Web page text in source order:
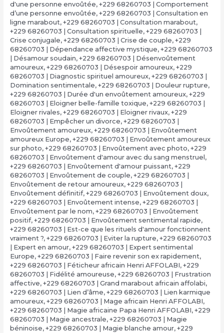
d'une personne envoûtée, +229 68260703 | Comportement
d’une personne envoûtée, +229 68260703 | Consultation en
ligne marabout, +229 68260703 | Consultation marabout,
+229 68260703 | Consultation spirituelle, +229 68260703 |
Crise conjugale, +229 68260703 | Crise de couple, +229
68260703 | Dépendance affective mystique, +229 68260703
| Désamour soudain, +229 68260703 | Désenvoûtement
amoureux, +229 68260703 | Désespoir amoureux, +229
68260703 | Diagnostic spirituel amoureux, +229 68260703 |
Domination sentimentale, +229 68260703 | Douleur rupture,
+229 68260703 | Durée d'un envoûtement amoureux, +229
68260703 | Eloigner belle-famille toxique, +229 68260703 |
Eloigner rivales, +229 68260703 | Eloigner rivaux, +229
68260703 | Empêcher un divorce, +229 68260703 |
Envoûtement amoureux, +229 68260703 | Envoûtement
amoureux Europe, +229 68260703 | Envoûtement amoureux
sur photo, +229 68260703 | Envoûtement avec photo, +229
68260703 | Envoûtement d'amour avec du sang menstruel ,
+229 68260703 | Envoûtement d'amour puissant, +229
68260703 | Envoûtement de couple, +229 68260703 |
Envoûtement de retour amoureux, +229 68260703 |
Envoûtement définitif, +229 68260703 | Envoûtement doux,
+229 68260703 | Envoûtement intense, +229 68260703 |
Envoûtement par le nom, +229 68260703 | Envoûtement
positif, +229 68260703 | Envoûtement sentimental rapide,
+229 68260703 | Est-ce que les rituels d'amour fonctionnent
vraiment ?, +229 68260703 | Eviter la rupture, +229 68260703
| Expert en amour, +229 68260703 | Expert sentimental
Europe, +229 68260703 | Faire revenir son ex rapidement,
+229 68260703 | Féticheur africain Henri AFFOLABI, +229
68260703 | Fidélité amoureuse, +229 68260703 | Frustration
affective, +229 68260703 | Grand marabout africain affolabi,
+229 68260703 | Lien d’âme, +229 68260703 | Lien karmique
amoureux, +229 68260703 | Mage africain Henri AFFOLABI,
+229 68260703 | Magie africaine Papa Henri AFFOLABI, +229
68260703 | Magie ancestrale, +229 68260703 | Magie
béninoise, +229 68260703 | Magie blanche amour, +229